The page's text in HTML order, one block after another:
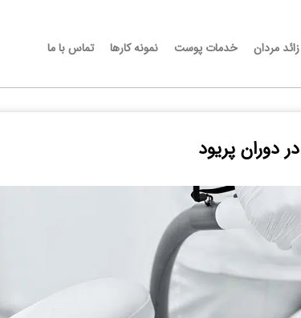
مردان خدمات پوست نمونه کارها تماس با ما
دوران پریود